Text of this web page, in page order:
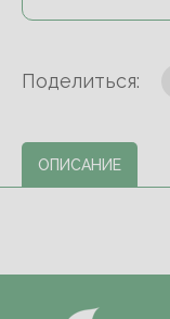
Поделиться:
ОПИСАНИЕ